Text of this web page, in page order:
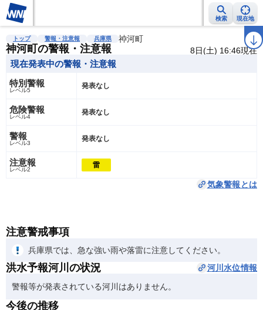
検索 現在地
雨雲レーダー 台風情報 地震情報 ラ
トップ 警報・注意報 兵庫県 神河町
神河町の警報・注意報 8日(土) 16:46現在
現在発表中の警報・注意報
特別警報
レベル5 発表なし
危険警報
レベル4 発表なし
警報
レベル3 発表なし
注意報
レベル2 雷
気象警報とは
注意警戒事項
兵庫県では、急な強い雨や落雷に注意してください。
洪水予報河川の状況
河川水位情報
警報等が発表されている河川はありません。
今後の推移